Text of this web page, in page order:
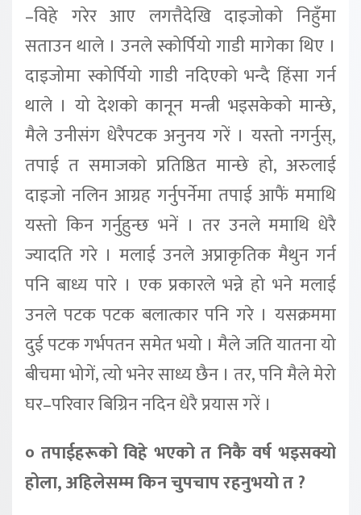
–विहे गरेर आए लगत्तैदेखि दाइजोको निहुँमा
सताउन थाले । उनले स्कोर्पियो गाडी मागेका थिए ।
दाइजोमा स्कोर्पियो गाडी नदिएको भन्दै हिंसा गर्न
थाले । यो देशको कानून मन्त्री भइसकेको मान्छे,
मैले उनीसंग धेरैपटक अनुनय गरें । यस्तो नगर्नुस्,
तपाई त समाजको प्रतिष्ठित मान्छे हो, अरुलाई
दाइजो नलिन आग्रह गर्नुपर्नेमा तपाई आफैं ममाथि
यस्तो किन गर्नुहुन्छ भनें । तर उनले ममाथि धेरै
ज्यादति गरे । मलाई उनले अप्राकृतिक मैथुन गर्न
पनि बाध्य पारे । एक प्रकारले भन्ने हो भने मलाई
उनले पटक पटक बलात्कार पनि गरे । यसक्रममा
दुई पटक गर्भपतन समेत भयो । मैले जति यातना यो
बीचमा भोगें, त्यो भनेर साध्य छैन । तर, पनि मैले मेरो
घर–परिवार बिग्रिन नदिन धेरै प्रयास गरें ।
० तपाईहरूको विहे भएको त निकै वर्ष भइसक्यो
होला, अहिलेसम्म किन चुपचाप रहनुभयो त ?